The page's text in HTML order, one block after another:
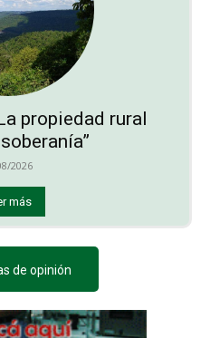
propiedad rural
2026
más
de opinión